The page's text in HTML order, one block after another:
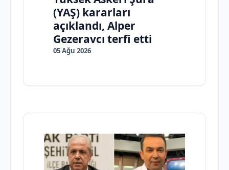
(YAŞ) kararları
açıklandı, Alper
Gezeravcı terfi etti
05 Ağu 2026